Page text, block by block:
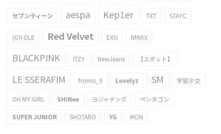
セブンティーン aespa Kep1er TXT STAYC
(G)I-DLE Red Velvet EXO NMIXX
BLACKPINK ITZY NewJeans 【スポット】
LE SSERAFIM fromis_9 Lovelyz SM 宇宙少女
OH MY GIRL SHINee ヨジャチング ペンタゴン
SUPER JUNIOR SHOTARO YG iKON